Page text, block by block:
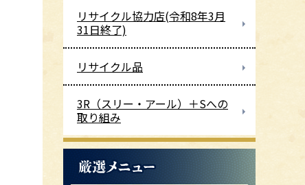
リサイクル協力店(令和8年3月
31日終了)
リサイクル品
3R（スリー・アール）＋Sへの
取り組み